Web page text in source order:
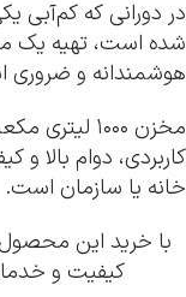
در دورانی که کم‌آبی
شده است، تهیه یک
هوشمندانه و
کاربردی، دوام بالا
خانه یا سازمان است.
با خرید این محصول
کیفیت و